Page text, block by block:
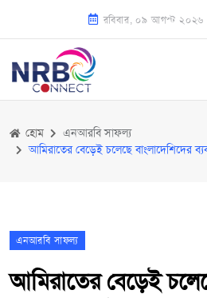
রবিবার, ০৯ আগস্ট ২০২৬
হোম
এনআরবি সাফল্য
আমিরাতের বেড়েই চলেছে বাংলাদেশিদের
এনআরবি সাফল্য
আমিরাতের বেড়েই